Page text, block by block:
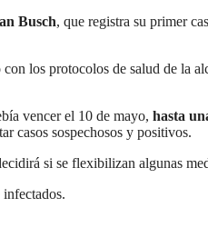
Busch, que registra su primer
los protocolos de salud de la
vencer el 10 de mayo, hasta
casos sospechosos y positivos.
si se flexibilizan algunas